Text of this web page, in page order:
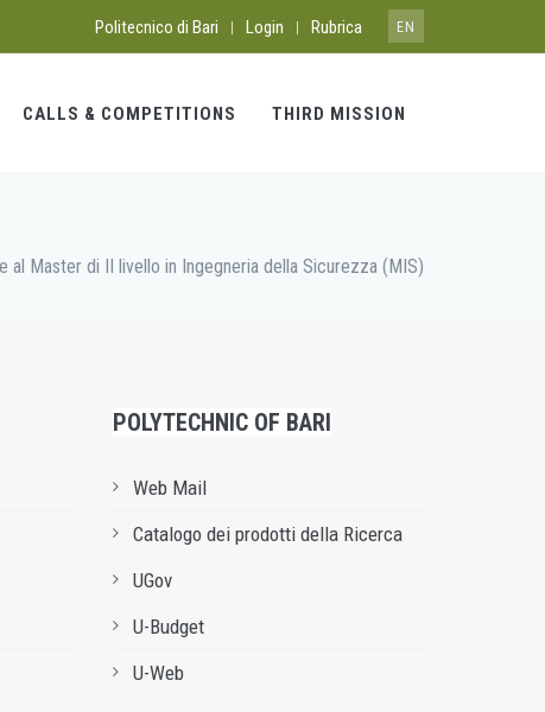
Politecnico di Bari | Login | Rubrica EN
CALLS & COMPETITIONS THIRD MISSION
al Master di II livello in Ingegneria della Sicurezza (MIS)
POLYTECHNIC OF BARI
Web Mail
Catalogo dei prodotti della Ricerca
UGov
U-Budget
U-Web